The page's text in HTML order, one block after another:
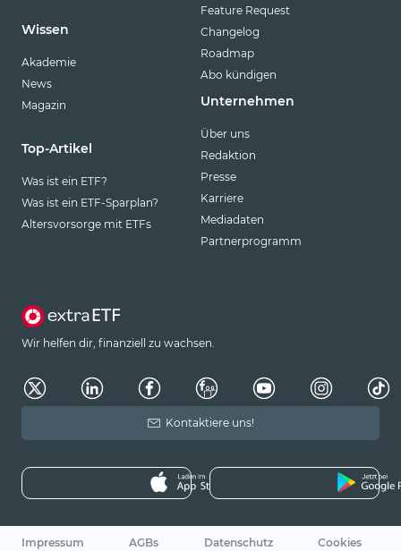
Wissen
Akademie
News
Magazin
Top-Artikel
Was ist ein ETF?
Was ist ein ETF-Sparplan?
Altersvorsorge mit ETFs
Feature Request
Changelog
Roadmap
Abo kündigen
Unternehmen
Über uns
Redaktion
Presse
Karriere
Mediadaten
Partnerprogramm
Wir helfen dir, finanziell zu wachsen.
Kontaktiere uns!
Impressum AGBs Datenschutz
Cookies